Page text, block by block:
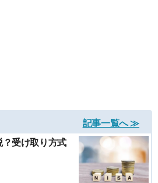
記事一覧へ ≫
受け取り方式